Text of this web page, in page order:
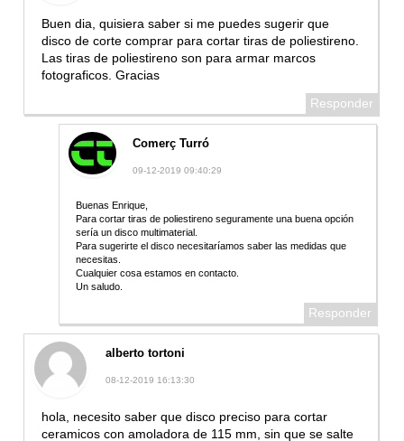
Buen dia, quisiera saber si me puedes sugerir que
disco de corte comprar para cortar tiras de poliestireno.
Las tiras de poliestireno son para armar marcos
fotograficos. Gracias
Responder
Comerç Turró
09-12-2019 09:40:29
Buenas Enrique,
Para cortar tiras de poliestireno seguramente una buena opción
sería un disco multimaterial.
Para sugerirte el disco necesitaríamos saber las medidas que
necesitas.
Cualquier cosa estamos en contacto.
Un saludo.
Responder
alberto tortoni
08-12-2019 16:13:30
hola, necesito saber que disco preciso para cortar
ceramicos con amoladora de 115 mm, sin que se salte